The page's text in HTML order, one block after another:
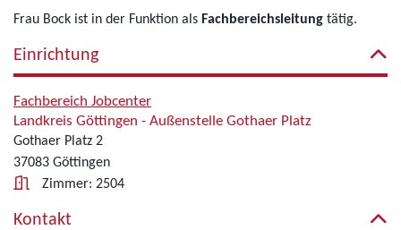
Frau Bock ist in der Funktion als Fachbereichsleitung tätig.
Einrichtung
Fachbereich Jobcenter
Landkreis Göttingen - Außenstelle Gothaer Platz
Gothaer Platz 2
37083 Göttingen
Zimmer: 2504
Kontakt